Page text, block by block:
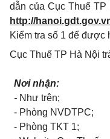
dẫn của Cục Thuế
http://
Kiểm tra số 1 để được
Cục Thuế TP Hà Nội
Nơi nhận:
- Như trên;
- Phòng NVDTPC;
- Phòng TKT 1;